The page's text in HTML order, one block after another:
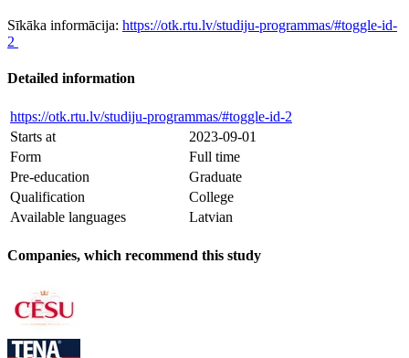
Sīkāka informācija: https://otk.rtu.lv/studiju-programmas/#toggle-id-
2
Detailed information
https://otk.rtu.lv/studiju-programmas/#toggle-id-2
Starts at
2023-09-01
Form
Full time
Pre-education
Graduate
Qualification
College
Available languages
Latvian
Companies, which recommend this study